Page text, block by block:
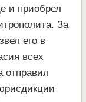
и приобрел
За
его в
всех
отправил